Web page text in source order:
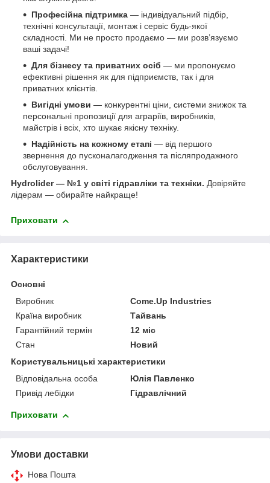
Професійна підтримка — індивідуальний підбір,
технічні консультації, монтаж і сервіс будь-якої
складності. Ми не просто продаємо — ми розв’язуємо
ваші задачі!
Для бізнесу та приватних осіб — ми пропонуємо
ефективні рішення як для підприємств, так і для
приватних клієнтів.
Вигідні умови — конкурентні ціни, системи знижок та
персональні пропозиції для аграріїв, виробників,
майстрів і всіх, хто шукає якісну техніку.
Надійність на кожному етапі — від першого
звернення до пусконалагодження та післяпродажного
обслуговування.
Hydrolider — №1 у світі гідравліки та техніки. Довіряйте
лідерам — обирайте найкраще!
Приховати
Характеристики
Основні
Виробник
Come.Up Industries
Країна виробник
Тайвань
Гарантійний термін
12 міс
Стан
Новий
Користувальницькі характеристики
Відповідальна особа
Юлія Павленко
Привід лебідки
Гідравлічний
Приховати
Умови доставки
Нова Пошта